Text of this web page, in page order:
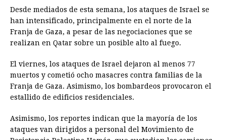
Desde mediados de esta semana, los ataques de Israel se
han intensificado, principalmente en el norte de la
Franja de Gaza, a pesar de las negociaciones que se
realizan en Qatar sobre un posible alto al fuego.
El viernes, los ataques de Israel dejaron al menos 77
muertos y cometió ocho masacres contra familias de la
Franja de Gaza. Asimismo, los bombardeos provocaron el
estallido de edificios residenciales.
Asimismo, los reportes indican que la mayoría de los
ataques van dirigidos a personal del Movimiento de